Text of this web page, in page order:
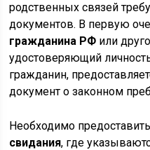
родственных связей
документов. В первую
гражданина РФ или
удостоверяющий
гражданин,
документ о законном
Необходимо предоставить
свидания, где